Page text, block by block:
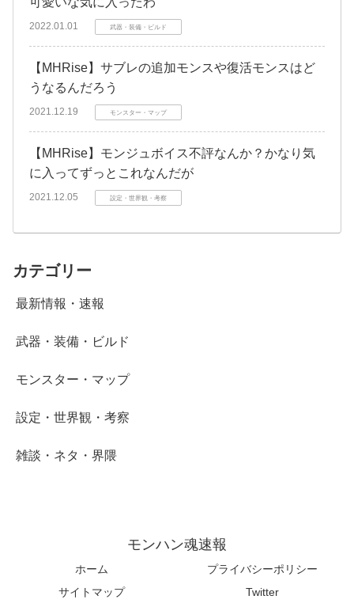
2022.01.01 武器・装備・ビルド
【MHRise】サブレの追加モンスや復活モンスはど
うなるんだろう
2021.12.19 モンスター・マップ
【MHRise】モンジュボイス不評なんか？かなり気
に入ってずっとこれなんだが
2021.12.05 設定・世界観・考察
カテゴリー
最新情報・速報
武器・装備・ビルド
モンスター・マップ
設定・世界観・考察
雑談・ネタ・界隈
モンハン魂速報
ホーム
プライバシーポリシー
サイトマップ
Twitter